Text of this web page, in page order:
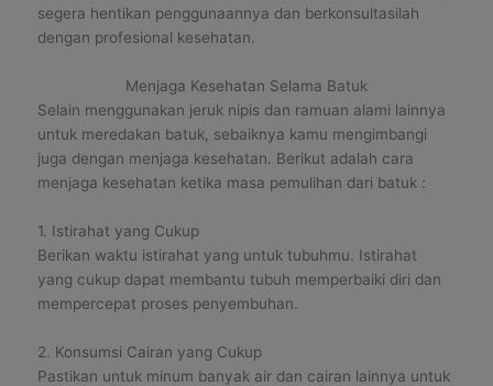
segera hentikan penggunaannya dan berkonsultasilah
dengan profesional kesehatan.
Menjaga Kesehatan Selama Batuk
Selain menggunakan jeruk nipis dan ramuan alami lainnya
untuk meredakan batuk, sebaiknya kamu mengimbangi
juga dengan menjaga kesehatan. Berikut adalah cara
menjaga kesehatan ketika masa pemulihan dari batuk :
1. Istirahat yang Cukup
Berikan waktu istirahat yang untuk tubuhmu. Istirahat
yang cukup dapat membantu tubuh memperbaiki diri dan
mempercepat proses penyembuhan.
2. Konsumsi Cairan yang Cukup
Pastikan untuk minum banyak air dan cairan lainnya untuk